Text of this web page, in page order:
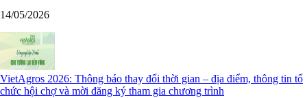
14/05/2026
VietAgros 2026: Thông báo thay đổi thời gian – địa điểm, thông tin tổ
chức hội chợ và mời đăng ký tham gia chương trình